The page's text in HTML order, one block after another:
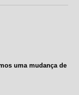
uma mudança de